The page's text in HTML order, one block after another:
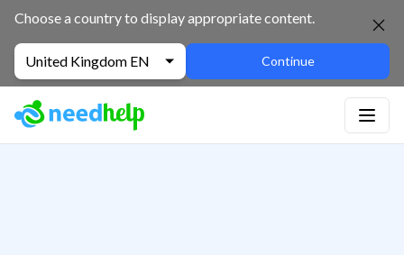
Choose a country to display appropriate content.
United Kingdom EN Continue